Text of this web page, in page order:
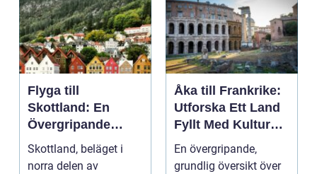
Flyga till
Skottland: En
Övergripande
Översikt
Skottland, beläget i
norra delen av
Åka till Frankrike:
Utforska Ett Land
Fyllt Med Kultur
och Skönhet
En övergripande,
grundlig översikt över